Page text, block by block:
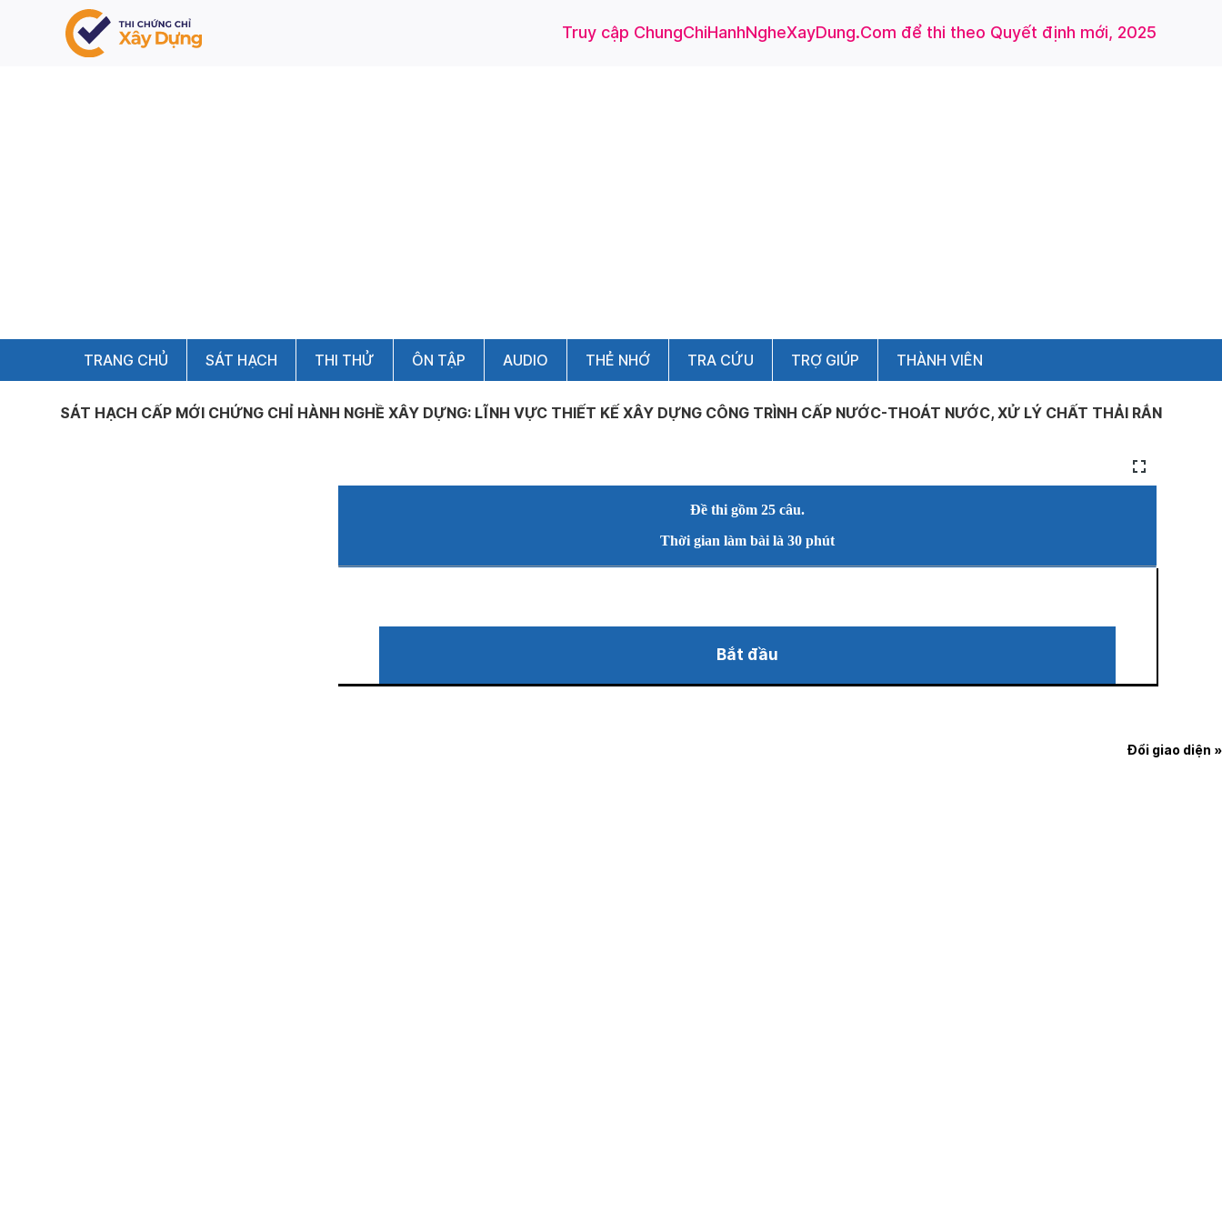
Truy cập ChungChiHanhNgheXayDung.Com để thi theo Quyết định mới, 2025
TRANG CHỦ SÁT HẠCH THI THỬ ÔN TẬP AUDIO THẺ NHỚ TRA CỨU TRỢ GIÚP THÀNH VIÊN
SÁT HẠCH CẤP MỚI CHỨNG CHỈ HÀNH NGHỀ XÂY DỰNG: LĨNH VỰC THIẾT KẾ XÂY DỰNG CÔNG TRÌNH CẤP NƯỚC-THOÁT NƯỚC, XỬ LÝ CHẤT THẢI RẮN
Đề thi gồm 25 câu.
Thời gian làm bài là 30 phút
Đổi giao diện »